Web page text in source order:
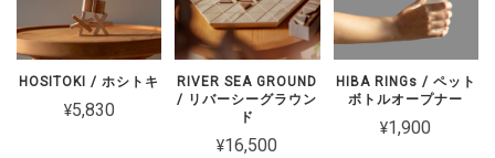
HOSITOKI / ホシトキ
¥5,830
RIVER SEA GROUND
/ リバーシーグラウン
ド
¥16,500
HIBA RINGs / ペット
ボトルオープナー
¥1,900